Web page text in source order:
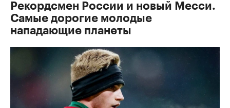
Рекордсмен России и новый Месси.
Самые дорогие молодые
нападающие планеты